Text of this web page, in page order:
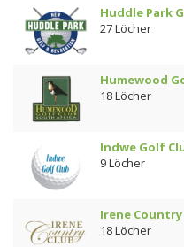
Huddle Park
27 Löcher
Humewood
18 Löcher
Indwe Golf
9 Löcher
Irene Country
18 Löcher